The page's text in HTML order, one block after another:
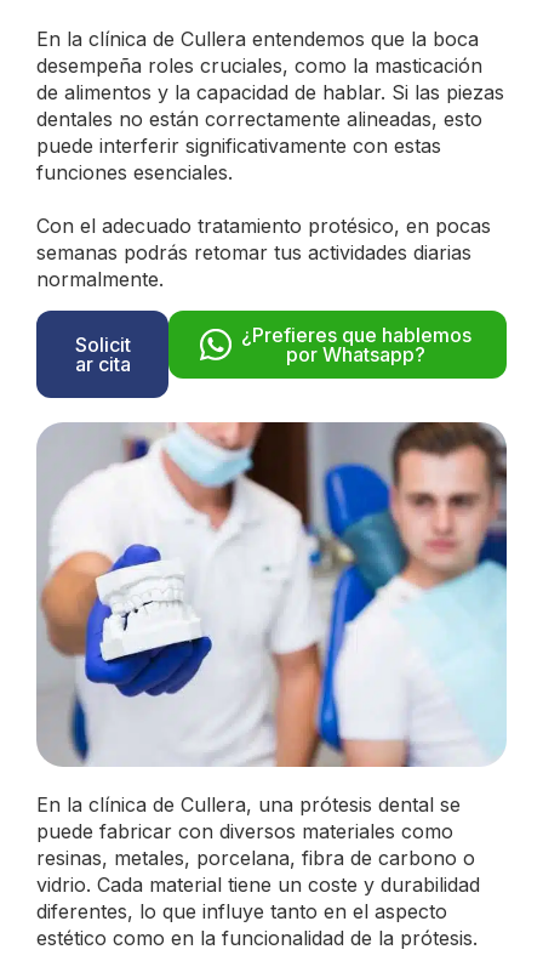
En la clínica de Cullera entendemos que la boca
desempeña roles cruciales, como la masticación
de alimentos y la capacidad de hablar. Si las piezas
dentales no están correctamente alineadas, esto
puede interferir significativamente con estas
funciones esenciales.
Con el adecuado tratamiento protésico, en pocas
semanas podrás retomar tus actividades diarias
normalmente.
Solicit
ar cita
¿Prefieres que hablemos
por Whatsapp?
En la clínica de Cullera, una prótesis dental se
puede fabricar con diversos materiales como
resinas, metales, porcelana, fibra de carbono o
vidrio. Cada material tiene un coste y durabilidad
diferentes, lo que influye tanto en el aspecto
estético como en la funcionalidad de la prótesis.